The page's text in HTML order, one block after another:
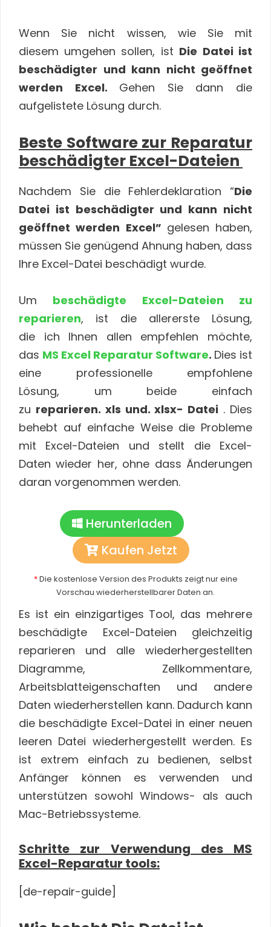
Wenn Sie nicht wissen, wie Sie mit
diesem umgehen sollen, ist Die Datei ist
beschädigter und kann nicht geöffnet
werden Excel. Gehen Sie dann die
aufgelistete Lösung durch.
Beste Software zur Reparatur
beschädigter Excel-Dateien
Nachdem Sie die Fehlerdeklaration “Die
Datei ist beschädigter und kann nicht
geöffnet werden Excel” gelesen haben,
müssen Sie genügend Ahnung haben, dass
Ihre Excel-Datei beschädigt wurde.
Um beschädigte Excel-Dateien zu
reparieren, ist die allererste Lösung,
die ich Ihnen allen empfehlen möchte,
das MS Excel Reparatur Software. Dies ist
eine professionelle empfohlene
Lösung, um beide einfach
zu reparieren. xls und. xlsx- Datei . Dies
behebt auf einfache Weise die Probleme
mit Excel-Dateien und stellt die Excel-
Daten wieder her, ohne dass Änderungen
daran vorgenommen werden.
Herunterladen
Kaufen Jetzt
*Die kostenlose Version des Produkts zeigt nur eine
Vorschau wiederherstellbarer Daten an.
Es ist ein einzigartiges Tool, das mehrere
beschädigte Excel-Dateien gleichzeitig
reparieren und alle wiederhergestellten
Diagramme, Zellkommentare,
Arbeitsblatteigenschaften und andere
Daten wiederherstellen kann. Dadurch kann
die beschädigte Excel-Datei in einer neuen
leeren Datei wiederhergestellt werden. Es
ist extrem einfach zu bedienen, selbst
Anfänger können es verwenden und
unterstützen sowohl Windows- als auch
Mac-Betriebssysteme.
Schritte zur Verwendung des MS
Excel-Reparatur tools:
[de-repair-guide